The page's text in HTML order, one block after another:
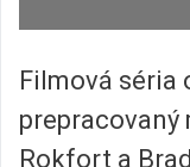
Filmová séria
prepracovaný
Rokfort a